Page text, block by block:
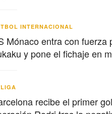
INTERNACIONAL
Mónaco entra con fuerza
y pone el fichaje en
recibe el primer